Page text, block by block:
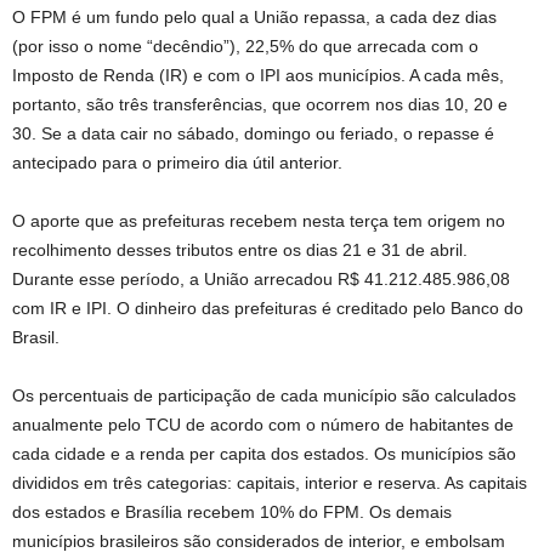
O FPM é um fundo pelo qual a União repassa, a cada dez dias
(por isso o nome “decêndio”), 22,5% do que arrecada com o
Imposto de Renda (IR) e com o IPI aos municípios. A cada mês,
portanto, são três transferências, que ocorrem nos dias 10, 20 e
30. Se a data cair no sábado, domingo ou feriado, o repasse é
antecipado para o primeiro dia útil anterior.
O aporte que as prefeituras recebem nesta terça tem origem no
recolhimento desses tributos entre os dias 21 e 31 de abril.
Durante esse período, a União arrecadou R$ 41.212.485.986,08
com IR e IPI. O dinheiro das prefeituras é creditado pelo Banco do
Brasil.
Os percentuais de participação de cada município são calculados
anualmente pelo TCU de acordo com o número de habitantes de
cada cidade e a renda per capita dos estados. Os municípios são
divididos em três categorias: capitais, interior e reserva. As capitais
dos estados e Brasília recebem 10% do FPM. Os demais
municípios brasileiros são considerados de interior, e embolsam